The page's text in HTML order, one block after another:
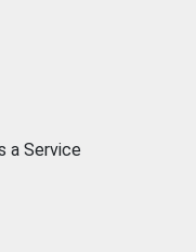
a Service